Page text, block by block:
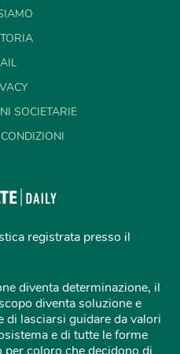
SOCIETARIE
registrata presso il
diventa determinazione, il
diventa soluzione e
di lasciarsi guidare da valori
e di tutte le forme
coloro che decidono di